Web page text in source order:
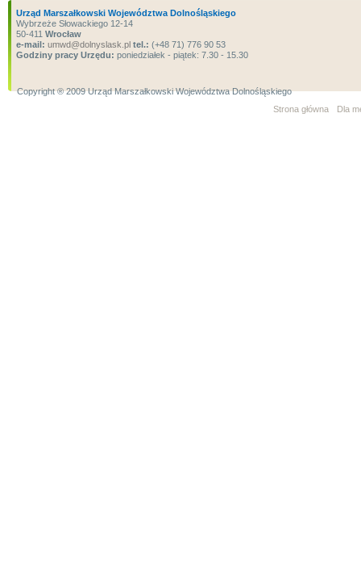
Urząd Marszałkowski Województwa Dolnośląskiego
Wybrzeże Słowackiego 12-14
50-411 Wrocław
e-mail: umwd@dolnyslask.pl tel.: (+48 71) 776 90 53
Godziny pracy Urzędu: poniedziałek - piątek: 7.30 - 15.30
Copyright ® 2009 Urząd Marszałkowski Województwa Dolnośląskiego
Strona główna
Dla